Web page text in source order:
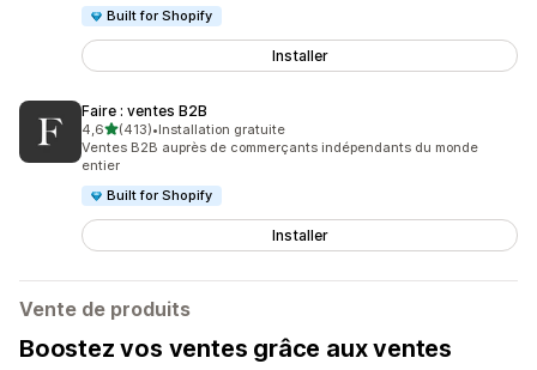
Built for Shopify
Installer
Faire : ventes B2B
4,6étoile(s) sur 5
(413)
413 avis au total
•Installation gratuite
Ventes B2B auprès de commerçants indépendants du monde
entier
Built for Shopify
Installer
Vente de produits
Boostez vos ventes grâce aux ventes